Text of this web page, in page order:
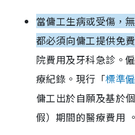
當傭工生病或受傷，
都必須向傭工提供免
院費用及牙科急診。
療紀錄。現行「標準
傭工出於自願及基於
假）期間的醫療費用 。